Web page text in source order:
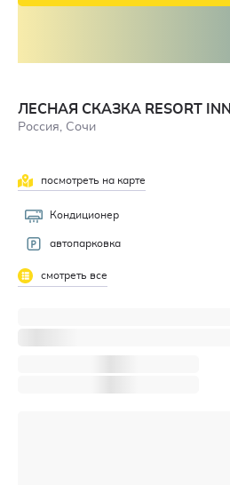
ЛЕСНАЯ СКАЗКА RESORT INN
Россия, Сочи
посмотреть на карте
Кондиционер
автопарковка
смотреть все